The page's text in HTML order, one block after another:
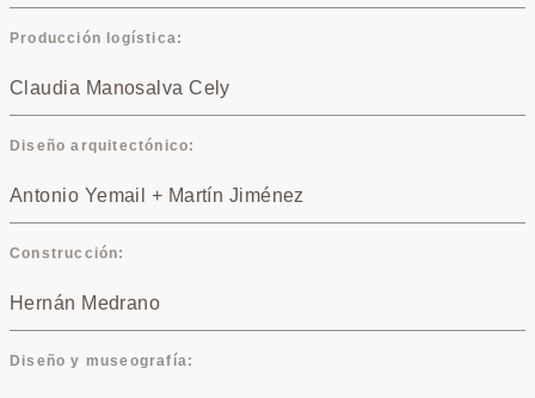
Producción logística
Claudia Manosalva Cely
Diseño arquitectónico
Antonio Yemail + Martín Jiménez
Construcción
Hernán Medrano
Diseño y museografía